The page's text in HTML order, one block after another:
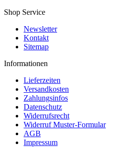
Shop Service
Newsletter
Kontakt
Sitemap
Informationen
Lieferzeiten
Versandkosten
Zahlungsinfos
Datenschutz
Widerrufsrecht
Widerruf Muster-Formular
AGB
Impressum